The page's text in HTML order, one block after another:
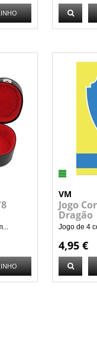
VM
Jogo
Dragão
Jogo de 4
4,95 €